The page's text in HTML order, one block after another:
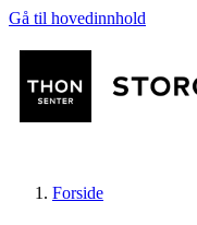
Gå til hovedinnhold
Forside